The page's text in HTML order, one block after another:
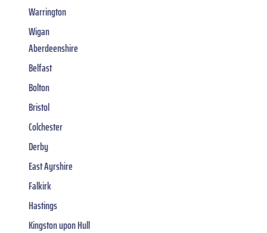
Warrington
Wigan
Aberdeenshire
Belfast
Bolton
Bristol
Colchester
Derby
East Ayrshire
Falkirk
Hastings
Kingston upon Hull